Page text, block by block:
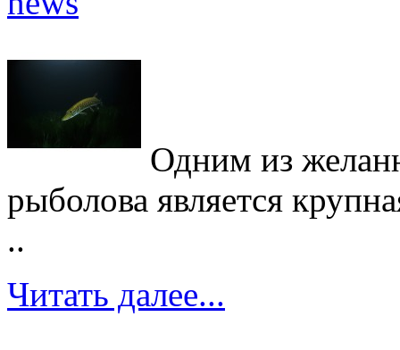
Одним из
рыболова является
..
Читать далее...